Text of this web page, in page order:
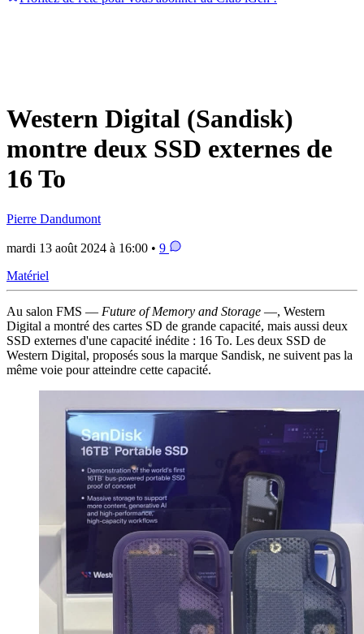
Western Digital (Sandisk)
montre deux SSD externes de
16 To
Pierre Dandumont
mardi 13 août 2024 à 16:00 • 9
Matériel
Au salon FMS — Future of Memory and Storage —, Western
Digital a montré des cartes SD de grande capacité, mais aussi deux
SSD externes d'une capacité inédite : 16 To. Les deux SSD de
Western Digital, proposés sous la marque Sandisk, ne suivent pas la
même voie pour atteindre cette capacité.